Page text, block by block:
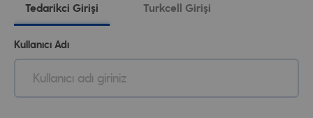
Tedarikci Girişi Turkcell Girişi
Kullanıcı Adı